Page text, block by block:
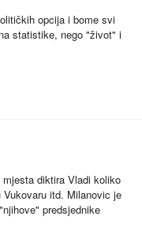
opcija i bome svi
statistike, nego "život" i
diktira Vladi koliko
itd. Milanovic je
predsjednike